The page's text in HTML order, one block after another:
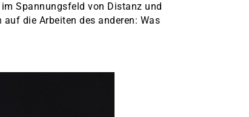
Spannungsfeld von Distanz und
die Arbeiten des anderen: Was